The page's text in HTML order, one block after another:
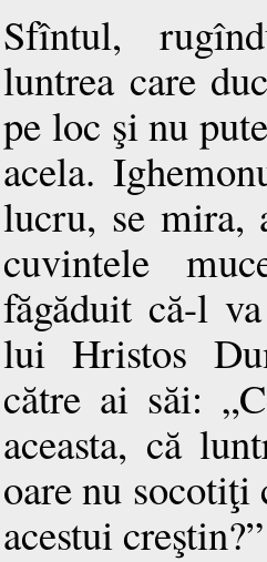
Sfîntul,
luntrea care
pe loc şi nu
acela.
lucru, se mira,
cuvintele
făgăduit că-l
lui Hristos
către ai săi:
aceasta, că
oare nu socotiţi
acestui creştin?”